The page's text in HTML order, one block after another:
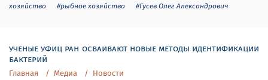
хозяйство
#рыбное хозяйство #Гусев Олег Александрович
ученые уфиц ран осваивают новые методы идентификации
бактерий
Главная Медиа
Новости